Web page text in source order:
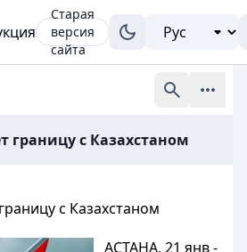
Старая
версия
сайта
границу с Казахстаном
с Казахстаном
АСТАНА, 21 янв -